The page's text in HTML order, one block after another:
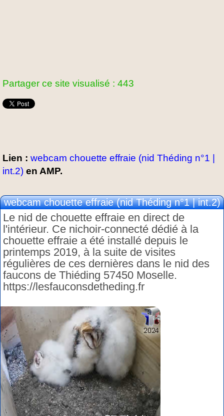
Partager ce site visualisé : 443
Lien : webcam chouette effraie (nid Théding n°1 |
int.2) en AMP.
webcam chouette effraie (nid Théding n°1 | int.2)
Le nid de chouette effraie en direct de
l'intérieur. Ce nichoir-connecté dédié à la
chouette effraie a été installé depuis le
printemps 2019, à la suite de visites
régulières de ces dernières dans le nid des
faucons de Thiéding 57450 Moselle.
https://lesfauconsdetheding.fr